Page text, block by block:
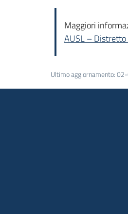
Maggiori
AUSL –
Ultimo aggiornamento: